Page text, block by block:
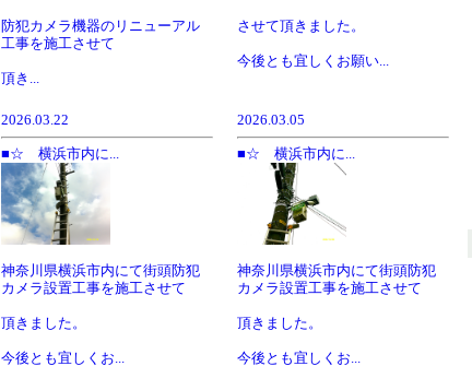
防犯カメラ機器のリニューアル
工事を施工させて
頂き...
させて頂きました。
今後とも宜しくお願い...
2026.03.22
■☆ 横浜市内に...
神奈川県横浜市内にて街頭防犯
カメラ設置工事を施工させて
頂きました。
今後とも宜しくお...
2026.03.05
■☆ 横浜市内に...
神奈川県横浜市内にて街頭防犯
カメラ設置工事を施工させて
頂きました。
今後とも宜しくお...